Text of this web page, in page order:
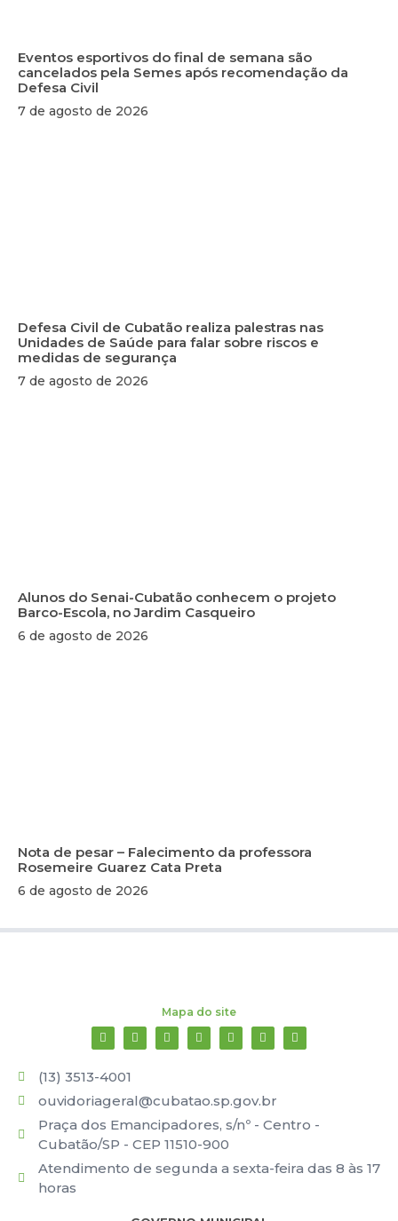
Eventos esportivos do final de semana são
cancelados pela Semes após recomendação da
Defesa Civil
7 de agosto de 2026
Defesa Civil de Cubatão realiza palestras nas
Unidades de Saúde para falar sobre riscos e
medidas de segurança
7 de agosto de 2026
Alunos do Senai-Cubatão conhecem o projeto
Barco-Escola, no Jardim Casqueiro
6 de agosto de 2026
Nota de pesar – Falecimento da professora
Rosemeire Guarez Cata Preta
6 de agosto de 2026
Mapa do site
(13) 3513-4001
ouvidoriageral@cubatao.sp.gov.br
Praça dos Emancipadores, s/nº - Centro -
Cubatão/SP - CEP 11510-900
Atendimento de segunda a sexta-feira das 8 às 17
horas